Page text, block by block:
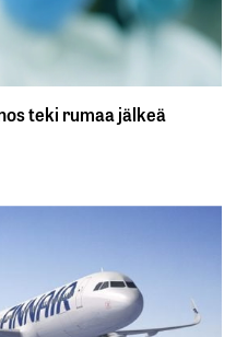
teki rumaa jälkeä